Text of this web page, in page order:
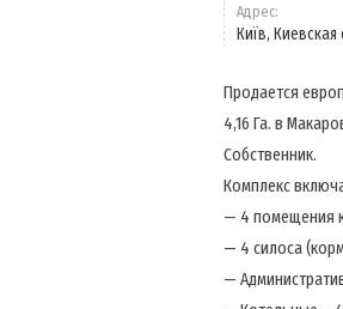
Адрес:
Київ, Киевская
Продается
4,16 Га. в
Собственник.
Комплекс
— 4 помещения
— 4 силоса
—